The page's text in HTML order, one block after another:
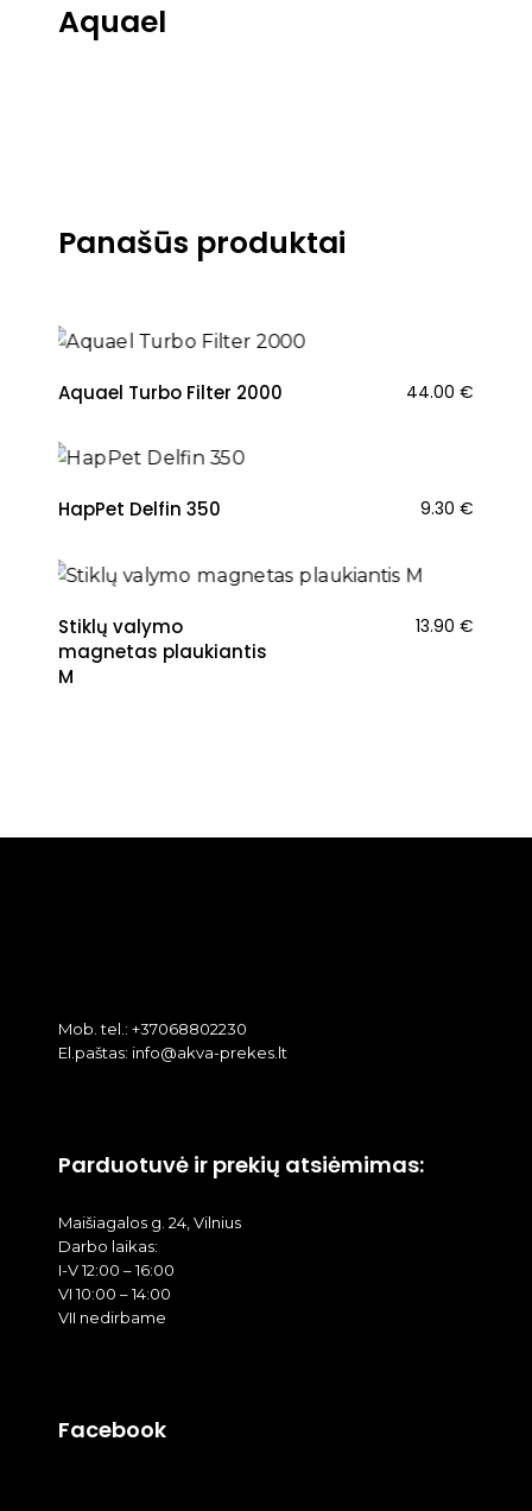
Aquael
Panašūs produktai
Aquael Turbo Filter 2000 44.00 €
HapPet Delfin 350 9.30 €
Stiklų valymo
magnetas plaukiantis
M
13.90 €
Mob. tel.: +37068802230
El.paštas: info@akva-prekes.lt
Parduotuvė ir prekių atsiėmimas:
Maišiagalos g. 24, Vilnius
Darbo laikas:
I-V 12:00 – 16:00
VI 10:00 – 14:00
VII nedirbame
Facebook